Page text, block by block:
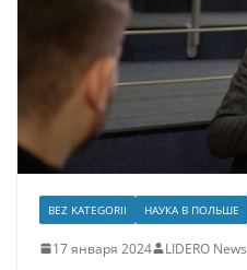
BEZ KATEGORII НАУКА В ПОЛЬШЕ
17 января 2024 LIDERO News